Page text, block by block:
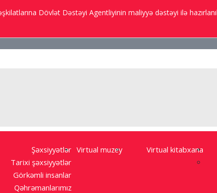
Dövlət Dəstəyi Agentliyinin maliyyə dəstəyi iləBakı 9.2 ℃;
Şəxsiyyətlər
Tarixi şəxsiyyətlər
Görkəmli insanlar
Qəhrəmanlarımız
Virtual muzey Virtual kitabxana